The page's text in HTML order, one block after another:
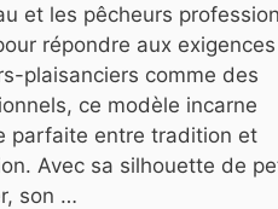
et les pêcheurs
répondre aux
plaisanciers comme des
ce modèle incarne
parfaite entre tradition et
Avec sa silhouette de
son …